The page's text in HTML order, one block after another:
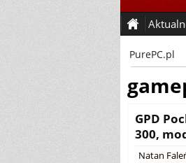
PurePC.pl
GPD
300,
Natan